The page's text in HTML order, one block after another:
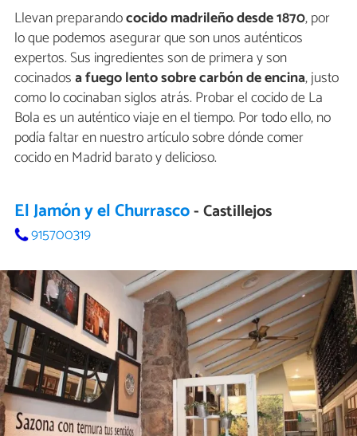
Llevan preparandococido madrileño desde 1870, por
lo que podemos asegurar que son unos auténticos
expertos. Sus ingredientes son de primera y son
cocinadosa fuego lento sobre carbón de encina, justo
como lo cocinaban siglos atrás. Probar el cocido de La
Bola es un auténtico viaje en el tiempo. Por todo ello, no
podía faltar en nuestro artículo sobre dónde comer
cocido en Madrid barato y delicioso.
El Jamón y el Churrasco- Castillejos
915700319